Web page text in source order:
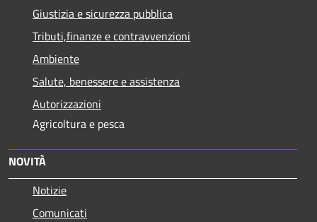
Giustizia e sicurezza pubblica
Tributi,finanze e contravvenzioni
Ambiente
Salute, benessere e assistenza
Autorizzazioni
Agricoltura e pesca
NOVITÀ
Notizie
Comunicati